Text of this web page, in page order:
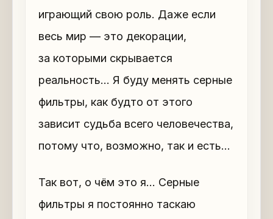
играющий свою роль. Даже если
весь мир — это декорации,
за которыми скрывается
реальность… Я буду менять серные
фильтры, как будто от этого
зависит судьба всего человечества,
потому что, возможно, так и есть…
Так вот, о чём это я… Серные
фильтры я постоянно таскаю